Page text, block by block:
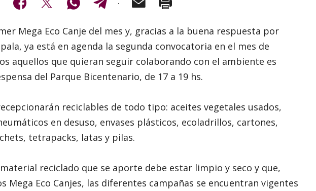
Mega Eco Canje del mes y, gracias a la buena respuesta por
ya está en agenda la segunda convocatoria en el mes de
aquellos que quieran seguir colaborando con el ambiente es
del Parque Bicentenario, de 17 a 19 hs.
reciclables de todo tipo: aceites vegetales usados,
en desuso, envases plásticos, ecoladrillos, cartones,
tetrapacks, latas y pilas.
reciclado que se aporte debe estar limpio y seco y que,
Mega Eco Canjes, las diferentes campañas se encuentran vigentes